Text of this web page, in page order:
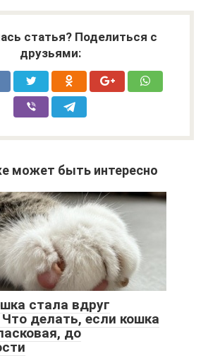
статья? Поделиться с
друзьями:
может быть интересно
стала вдруг
делать, если кошка
до